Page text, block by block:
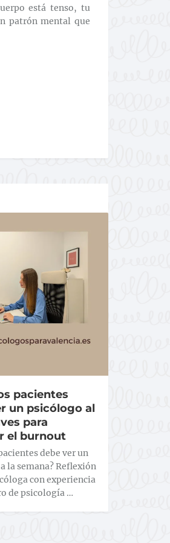
está tenso, tu
patrón mental que
pacientes
un psicólogo al
para
el burnout
debe ver un
la semana? Reflexión
con experiencia
de psicología …